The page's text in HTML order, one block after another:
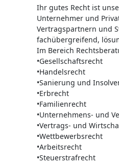
Ihr gutes Recht ist
Unternehmer und
Vertragspartnern und
fachübergreifend,
Im Bereich
•Gesellschaftsrecht
•Handelsrecht
•Sanierung und
•Erbrecht
•Familienrecht
•Unternehmens- und
•Vertrags- und
•Wettbewerbsrecht
•Arbeitsrecht
•Steuerstrafrecht